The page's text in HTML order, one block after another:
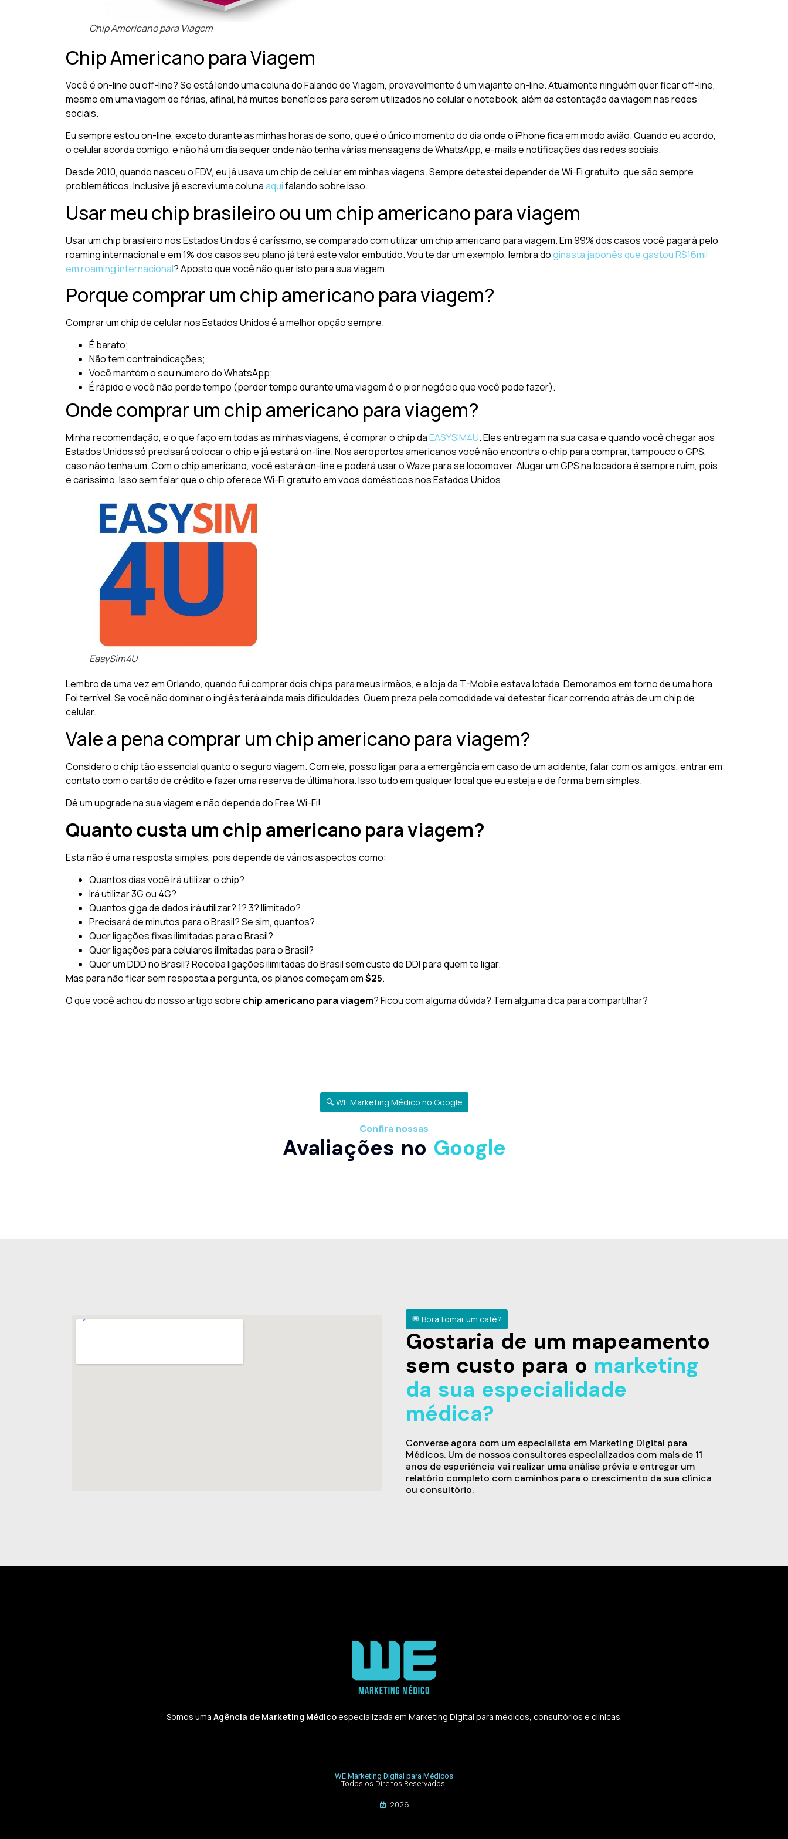
Chip Americano para Viagem
Chip Americano para Viagem
Você é on-line ou off-line? Se está lendo uma coluna do Falando de Viagem, provavelmente é um viajante on-line. Atualmente ninguém quer ficar off-line,
mesmo em uma viagem de férias, afinal, há muitos benefícios para serem utilizados no celular e notebook, além da ostentação da viagem nas redes
sociais.
Eu sempre estou on-line, exceto durante as minhas horas de sono, que é o único momento do dia onde o iPhone fica em modo avião. Quando eu acordo,
o celular acorda comigo, e não há um dia sequer onde não tenha várias mensagens de WhatsApp, e-mails e notificações das redes sociais.
Desde 2010, quando nasceu o FDV, eu já usava um chip de celular em minhas viagens. Sempre detestei depender de Wi-Fi gratuito, que são sempre
problemáticos. Inclusive já escrevi uma colunaaquifalando sobre isso.
Usar meu chip brasileiro ou um chip americano para viagem
Usar um chip brasileiro nos Estados Unidos é caríssimo, se comparado com utilizar um chip americano para viagem. Em 99% dos casos você pagará pelo
roaming internacional e em 1% dos casos seu plano já terá este valor embutido. Vou te dar um exemplo, lembra doginasta japonês que gastou R$16mil
em roaming internacional? Aposto que você não quer isto para sua viagem.
Porque comprar um chip americano para viagem?
Comprar um chip de celular nos Estados Unidos é a melhor opção sempre.
É barato;
Não tem contraindicações;
Você mantém o seu número do WhatsApp;
É rápido e você não perde tempo (perder tempo durante uma viagem é o pior negócio que você pode fazer).
Onde comprar um chip americano para viagem?
Minha recomendação, e o que faço em todas as minhas viagens, é comprar o chip daEASYSIM4U. Eles entregam na sua casa e quando você chegar aos
Estados Unidos só precisará colocar o chip e já estará on-line. Nos aeroportos americanos você não encontra o chip para comprar, tampouco o GPS,
caso não tenha um. Com o chip americano, você estará on-line e poderá usar o Waze para se locomover. Alugar um GPS na locadora é sempre ruim, pois
é caríssimo. Isso sem falar que o chip oferece Wi-Fi gratuito em voos domésticos nos Estados Unidos.
EasySim4U
Lembro de uma vez em Orlando, quando fui comprar dois chips para meus irmãos, e a loja da T-Mobile estava lotada. Demoramos em torno de uma hora.
Foi terrível. Se você não dominar o inglês terá ainda mais dificuldades. Quem preza pela comodidade vai detestar ficar correndo atrás de um chip de
celular.
Vale a pena comprar um chip americano para viagem?
Considero o chip tão essencial quanto o seguro viagem. Com ele, posso ligar para a emergência em caso de um acidente, falar com os amigos, entrar em
contato com o cartão de crédito e fazer uma reserva de última hora. Isso tudo em qualquer local que eu esteja e de forma bem simples.
Dê um upgrade na sua viagem e não dependa do Free Wi-Fi!
Quanto custa um chip americano para viagem?
Esta não é uma resposta simples, pois depende de vários aspectos como:
Quantos dias você irá utilizar o chip?
Irá utilizar 3G ou 4G?
Quantos giga de dados irá utilizar? 1? 3? Ilimitado?
Precisará de minutos para o Brasil? Se sim, quantos?
Quer ligações fixas ilimitadas para o Brasil?
Quer ligações para celulares ilimitadas para o Brasil?
Quer um DDD no Brasil? Receba ligações ilimitadas do Brasil sem custo de DDI para quem te ligar.
Mas para não ficar sem resposta a pergunta, os planos começam em$25.
O que você achou do nosso artigo sobre chip americano para viagem? Ficou com alguma dúvida? Tem alguma dica para compartilhar?
🔍 WE Marketing Médico no Google
Confira nossas
Avaliações no Google
💬 Bora tomar um café?
Gostaria de um mapeamento
sem custo para o marketing
da sua especialidade
médica?
Converse agora com um especialista em Marketing Digital para
Médicos. Um de nossos consultores especializados com mais de 11
anos de esperiência vai realizar uma análise prévia e entregar um
relatório completo com caminhos para o crescimento da sua clínica
ou consultório.
Somos uma Agência de Marketing Médicoespecializada em Marketing Digital para médicos, consultórios e clínicas.
WE Marketing Digital para Médicos
Todos os Direitos Reservados.
2026